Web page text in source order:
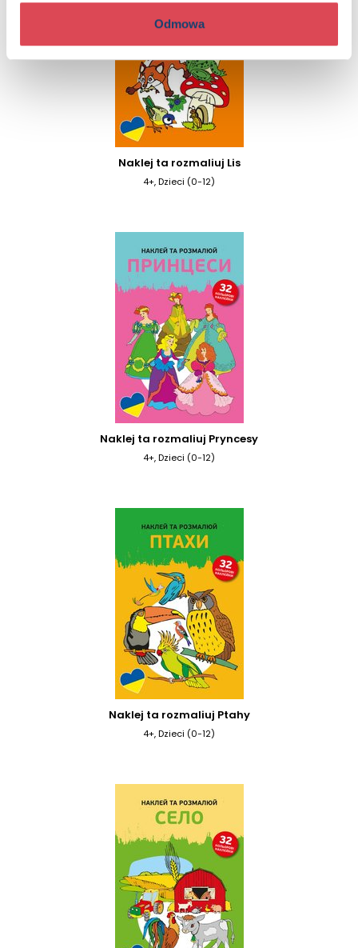
Odmowa
Naklej ta rozmaliuj Lis
4+, Dzieci (0-12)
Naklej ta rozmaliuj Pryncesy
4+, Dzieci (0-12)
Naklej ta rozmaliuj Ptahy
4+, Dzieci (0-12)